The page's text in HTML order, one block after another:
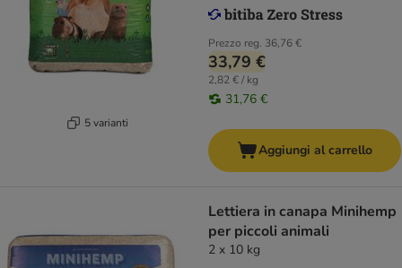
5 varianti
Prezzo reg. 36,76 €
33,79 €
2,82 € / kg
31,76 €
Aggiungi al carrello
Lettiera in canapa Minihemp
per piccoli animali
2 x 10 kg